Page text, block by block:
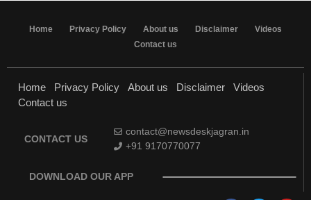
Home Privacy Policy About us Disclaimer
Videos
Contact us
Home Privacy Policy About us Disclaimer
Videos
Contact us
CONTACT US
contact@newsdeskjagran.in
+91 9170770077
DOWNLOAD OUR APP